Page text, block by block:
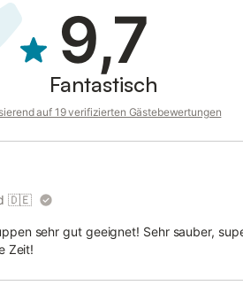
9,7
Fantastisch
auf 19 verifizierten Gästebewertungen
🇩🇪
sehr gut geeignet! Sehr sauber,
Zeit!